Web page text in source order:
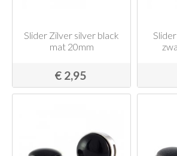
Slider Zilver silver black
mat 20mm
€ 2,95